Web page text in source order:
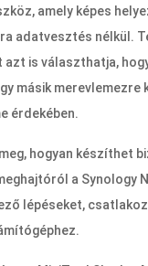
amely képes
adatvesztés nélkül.
azt is választhatja,
másik merevlemezre
érdekében.
hogyan készíthet
a Synology
lépéseket,